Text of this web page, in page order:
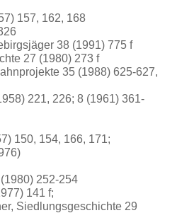
157, 162, 168
38 (1991) 775 f
27 (1980) 273 f
35 (1988) 625-627,
221, 226; 8 (1961) 361-
150, 154, 166, 171;
252-254
141 f;
Siedlungsgeschichte 29